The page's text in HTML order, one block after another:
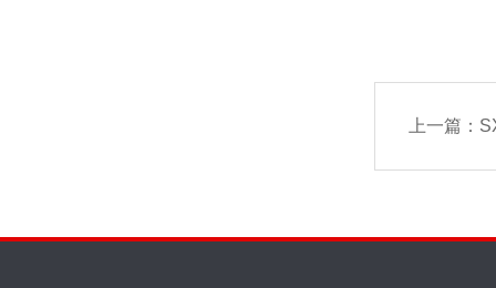
上一篇：